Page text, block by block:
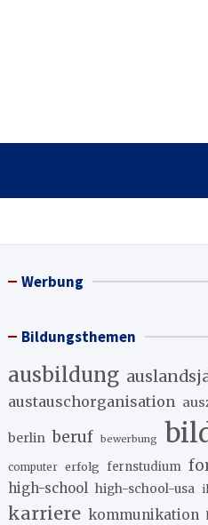
Werbung
Bildungsthemen
ausbildung
austauschorganisation
berlin beruf bewerbung
computer erfolg fernstudium
high-school high-school-usa
karriere kommunikation